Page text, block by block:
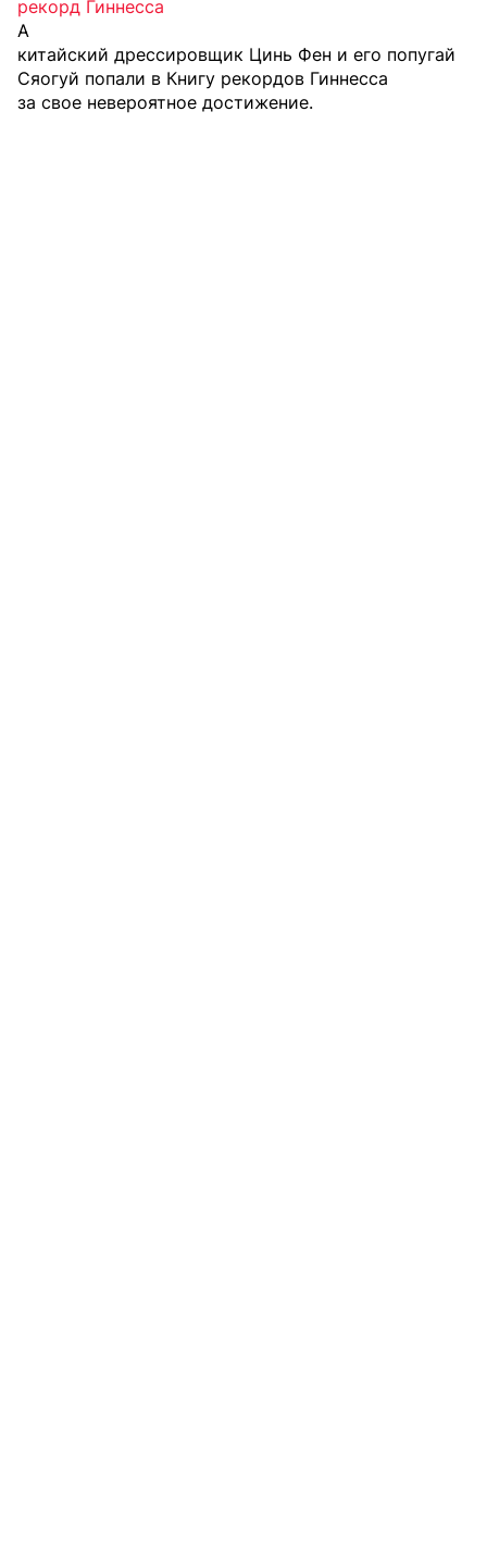
рекорд Гиннесса
А
китайский дрессировщик Цинь Фен и его попугай
Сяогуй попали в Книгу рекордов Гиннесса
за свое невероятное достижение.